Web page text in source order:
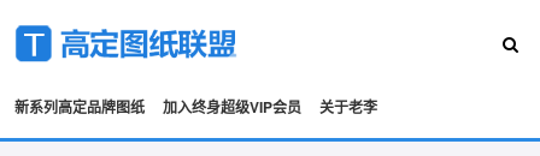
新系列高定品牌图纸 加入终身超级VIP会员 关于老李